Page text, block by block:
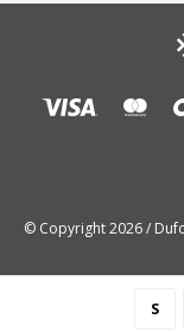
S
© Copyright 2026 /